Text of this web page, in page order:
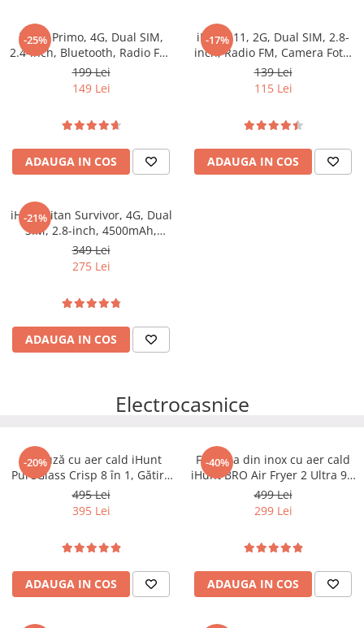
-25%
iHunt Primo, 4G, Dual SIM,
2.4-inch, Bluetooth, Radio FM,
Camera Foto, Black
199 Lei
149 Lei
ADAUGA IN COS
-17%
iHunt i11, 2G, Dual SIM, 2.8-
inch, Radio FM, Camera Foto,
1500mAh, Silver
139 Lei
115 Lei
ADAUGA IN COS
-21%
iHunt Titan Survivor, 4G, Dual
SIM, 2.8-inch, 4500mAh,
Camera Foto, Buton SOS
349 Lei
275 Lei
ADAUGA IN COS
Electrocasnice
-20%
Friteuză cu aer cald iHunt
PureGlass Crisp 8 în 1, Gătire
Sănătoasă, 1500W, Vase
Modulare din Sticlă
495 Lei
395 Lei
ADAUGA IN COS
-40%
Friteuza din inox cu aer cald
iHunt BRO Air Fryer 2 Ultra 9L,
2200W, Dublă încălzire,
Temperatura reglabila 80-200
499 Lei
299 Lei
ADAUGA IN COS